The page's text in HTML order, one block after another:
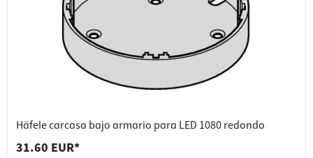
Häfele carcasa bajo armario para LED 1080 redondo
31.60 EUR*